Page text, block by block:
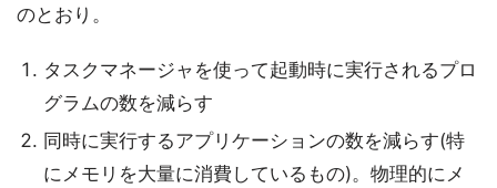
のとおり。
タスクマネージャを使って起動時に実行されるプロ
グラムの数を減らす
同時に実行するアプリケーションの数を減らす(特
にメモリを大量に消費しているもの)。物理的にメ